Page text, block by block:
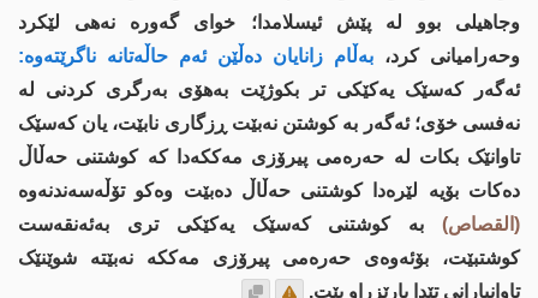
وجاهیلی بوو لە پێش ئیسلامدا؛ خواى گەورە نەهی لێکرد
وحەرامیانی کرد، بەڵام زانایان دەڵێن ئەم حاڵەتانە ناگرێتەوە:
ئەگەر کەسێک یەکێکی تر بکوژێت بەهۆی بەرگری کردنی لە
نەفسی خۆی؛ ئەگەر بە کوشتن نەبێت ڕزگاری نابێت، یان کەسێک
تاوانێک بکات لە حەرەمی پیرۆزی مەککەدا کە کوشتنی حەڵاڵ
دەکات بۆیە لێرەدا کوشتنی حەڵاڵ دەبێت وەکو تۆڵەسەندنەوە
(القصاص) بە کوشتنی کەسێک یەکێکی تری بەئەنقەست
کوشتبێت، بۆئەوەى حەرەمی پیرۆزی مەککە نەبێتە شوێنێک
تاوانبارانی تێدا پارێزراو بێت.